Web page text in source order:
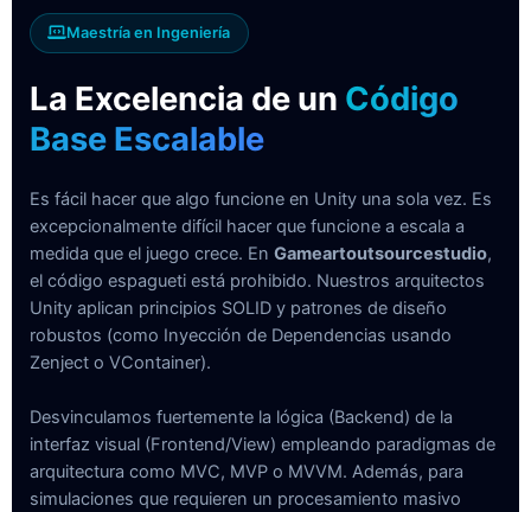
Maestría en Ingeniería
La Excelencia de un Código
Base Escalable
Es fácil hacer que algo funcione en Unity una sola vez. Es
excepcionalmente difícil hacer que funcione a escala a
medida que el juego crece. En Gameartoutsourcestudio,
el código espagueti está prohibido. Nuestros arquitectos
Unity aplican principios SOLID y patrones de diseño
robustos (como Inyección de Dependencias usando
Zenject o VContainer).
Desvinculamos fuertemente la lógica (Backend) de la
interfaz visual (Frontend/View) empleando paradigmas de
arquitectura como MVC, MVP o MVVM. Además, para
simulaciones que requieren un procesamiento masivo